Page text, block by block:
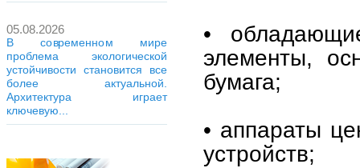
05.08.2026
В современном мире
проблема экологической
устойчивости становится все
более актуальной.
Архитектура играет
ключевую...
•
элементы,
бумага;
• аппараты
устройств;